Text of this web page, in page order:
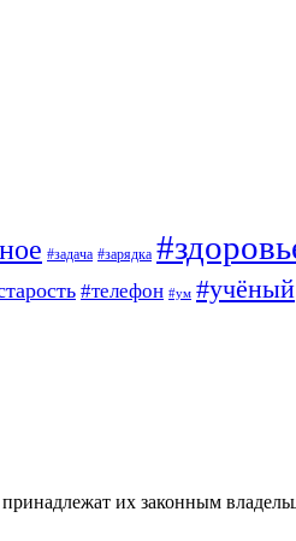
#задача #зарядка
#телефон #ум #учёный
их законным